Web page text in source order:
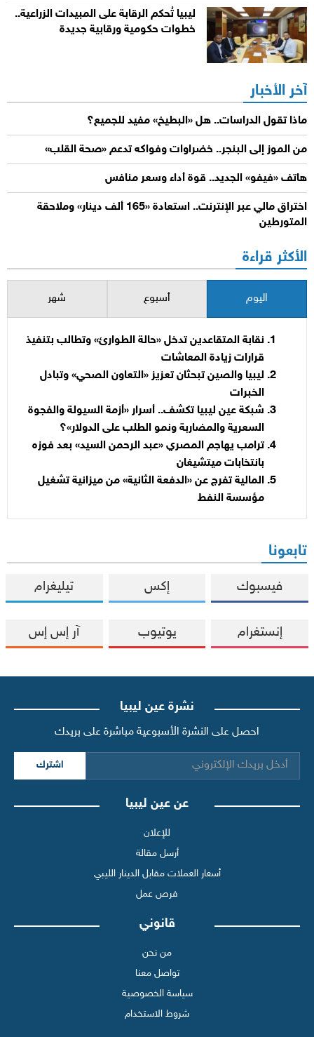
ليبيا تُحكم الرقابة على المبيدات الزراعية..
خطوات حكومية ورقابية جديدة
آخر الأخبار
ماذا تقول الدراسات.. هل «البطيخ» مفيد للجميع؟
من الموز إلى البنجر.. خضراوات وفواكه تدعم «صحة القلب»
هاتف «فيفو» الجديد.. قوة أداء وسعر منافس
اختراق مالي عبر الإنترنت.. استعادة «165 ألف دينار» وملاحقة
المتورطين
الأكثر قراءة
اليوم أسبوع شهر
نقابة المتقاعدين تدخل «حالة الطوارئ» وتطالب بتنفيذ
قرارات زيادة المعاشات
ليبيا والصين تبحثان تعزيز «التعاون الصحي» وتبادل
الخبرات
شبكة عين ليبيا تكشف.. أسرار «أزمة السيولة والفجوة
السعرية والمضاربة ونمو الطلب على الدولار»؟
ترامب يهاجم المصري «عبد الرحمن السيد» بعد فوزه
بانتخابات ميتشيغان
المالية تفرج عن «الدفعة الثانية» من ميزانية تشغيل
مؤسسة النفط
تابعونا
فيسبوك إكس تيليغرام
إنستغرام يوتيوب آر إس إس
نشرة عين ليبيا
احصل على النشرة الأسبوعية مباشرة على بريدك
اشترك
عن عين ليبيا
للإعلان
أرسل مقالة
أسعار العملات مقابل الدينار الليبي
فرص عمل
قانوني
من نحن
تواصل معنا
سياسة الخصوصية
شروط الاستخدام